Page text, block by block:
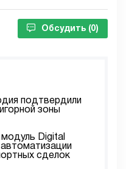
Обсудить (0)
подтвердили
зоны
Digital
сделок